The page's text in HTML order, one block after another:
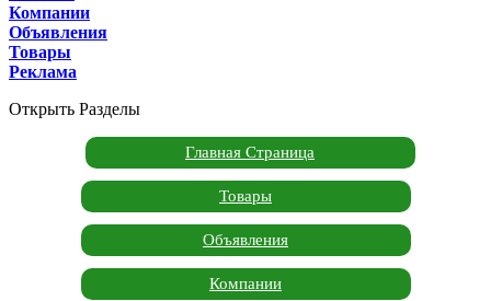
Компании
Объявления
Товары
Реклама
Открыть Разделы
Главная Страница
Товары
Объявления
Компании